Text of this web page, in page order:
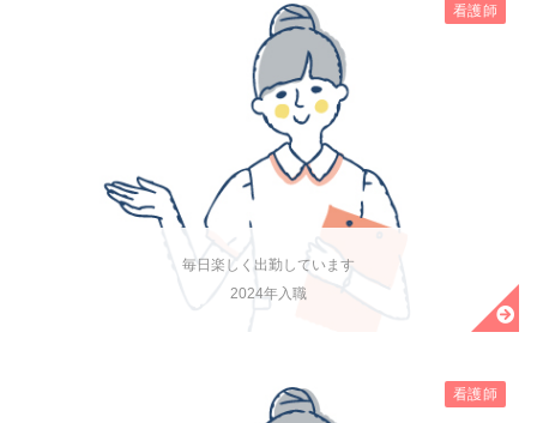
毎日楽しく出勤しています
2024年入職
看護師
看護師